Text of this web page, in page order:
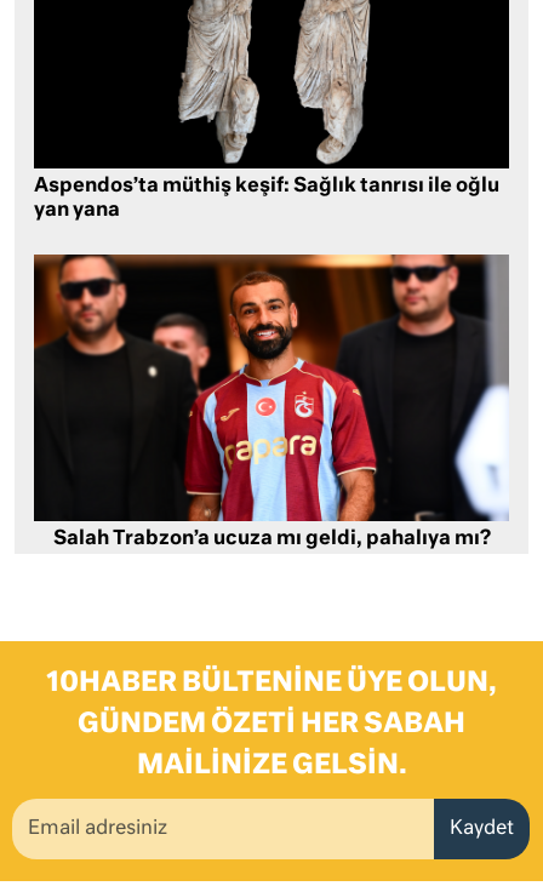
Aspendos’ta müthiş keşif: Sağlık tanrısı ile oğlu
yan yana
Salah Trabzon’a ucuza mı geldi, pahalıya mı?
10HABER BÜLTENINE ÜYE OLUN,
GÜNDEM ÖZETI HER SABAH
MAILINIZE GELSIN.
Kaydet